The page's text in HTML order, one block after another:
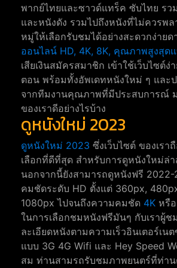
พากย์ไทยและซาวด์แทร็ค ซับไทย ร
และหนังดัง รวมไปถึงหนังที่ไม่ควรพ
หมู่ให้เลือกรับชมได้อย่างสะดวกง่ายด
ออนไลน์ HD, 4K, 8K, คุณภาพสูงสุด
เสียเงินสมัครสมาชิก เข้าใช้เว็บไซต์ง่
ตอน พร้อมทั้งอัพเดทหนังใหม่ ๆ และ
จากทีมงานคุณภาพที่มีประสบการณ์
ของเราดีอย่างไรบ้าง
ดูหนังใหม่ 2023
ดูหนังใหม่ 2023 ซึ่งเว็บไซต์ ของเรา
เลือกที่ดีที่สุด สำหรับการดูหนังใหม่ล่
นอกจากนี้ยังสามารถดูหนังฟรี 2022-
คมชัดระดับ HD ตั้งแต่ 360px,
1080px ไปจนถึงความคมชัด 4K หรื
ในการเลือกชมหนังฟรีมันๆ กับเราผู้ช
ละเอียดหนังตามความเร็วอินเตอร์เน
แบบ 3G 4G Wifi และ Hey Speed
สม ท่านสามรถรับชมภาพยนตร์ที่ท่าน